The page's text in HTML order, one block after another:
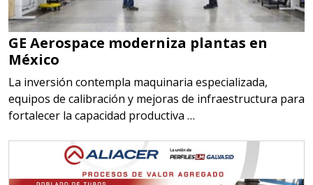
GE Aerospace moderniza plantas en
México
La inversión contempla maquinaria especializada,
equipos de calibración y mejoras de infraestructura para
fortalecer la capacidad productiva …